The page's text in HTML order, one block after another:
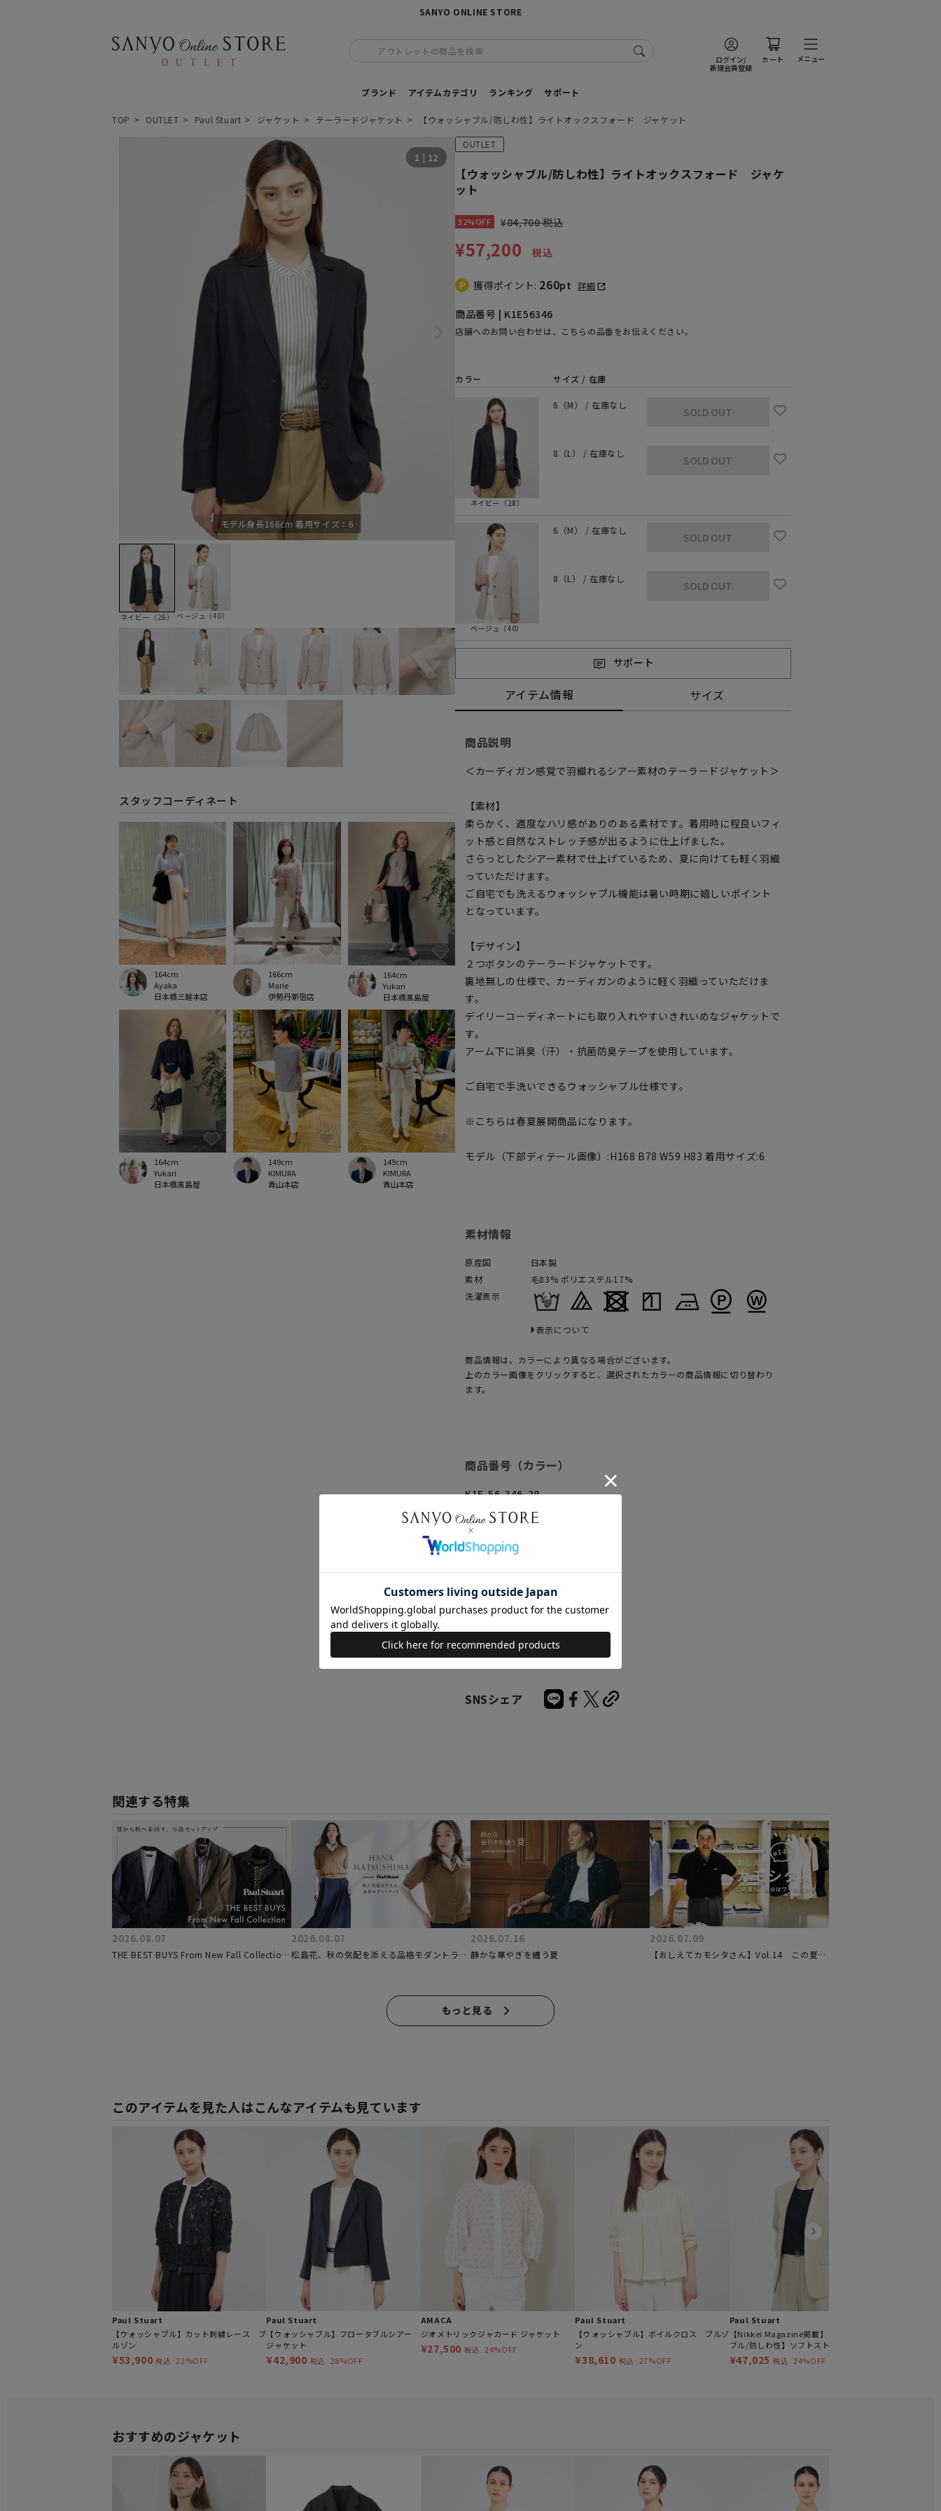
SANYO ONLINE STORE
アウトレットの商品を検索
ログイン/
新規会員登録
カート メニュー
ブランド アイテムカテゴリ ランキング サポート
TOP OUTLET Paul Stuart ジャケット テーラードジャケット 【ウォッシャブル/防しわ性】ライトオックスフォード ジャケット
モデル身長166cm 着用サイズ：6
1 | 12
ネイビー（28） ベージュ（40）
スタッフコーディネート
日本橋三越本店
Ayaka
164cm
伊勢丹新宿店
Marie
166cm
日本橋髙島屋
Yukari
164cm
日本橋髙島屋
Yukari
164cm
青山本店
KIMURA
149cm
青山本店
KIMURA
149cm
OUTLET
【ウォッシャブル/防しわ性】ライトオックスフォード ジャケ
ット
32%OFF ¥84,700 税込
¥57,200 税込
獲得ポイント: 260pt 詳細
商品番号 | K1E56346
店舗へのお問い合わせは、こちらの品番をお伝えください。
カラー サイズ / 在庫
ネイビー（28）
6（M） / 在庫なし SOLD OUT
8（L） / 在庫なし SOLD OUT
ベージュ（40）
6（M） / 在庫なし SOLD OUT
8（L） / 在庫なし SOLD OUT
サポート
アイテム情報 サイズ
商品説明
＜カーディガン感覚で羽織れるシアー素材のテーラードジャケット＞
【素材】
柔らかく、適度なハリ感がありのある素材です。着用時に程良いフィ
ット感と自然なストレッチ感が出るように仕上げました。
さらっとしたシアー素材で仕上げているため、夏に向けても軽く羽織
っていただけます。
ご自宅でも洗えるウォッシャブル機能は暑い時期に嬉しいポイント
となっています。
【デザイン】
２つボタンのテーラードジャケットです。
裏地無しの仕様で、カーディガンのように軽く羽織っていただけま
す。
デイリーコーディネートにも取り入れやすいきれいめなジャケットで
す。
アーム下に消臭（汗）・抗菌防臭テープを使用しています。
ご自宅で手洗いできるウォッシャブル仕様です。
※こちらは春夏展開商品になります。
モデル（下部ディテール画像）:H168 B78 W59 H83 着用サイズ:6
素材情報
原産国
日本製
素材
毛83% ポリエステル17%
洗濯表示
表示について
商品情報は、カラーにより異なる場合がございます。
上のカラー画像をクリックすると、選択されたカラーの商品情報に切り替わり
ます。
商品番号（カラー）
K1E-56-346-28
K1E-56-346-40
ブランドカテゴリ
ブランド
Paul Stuart
カテゴリ
ジャケット WOMEN
SNSシェア
関連する特集
2026.08.07
THE BEST BUYS From New Fall Collection
2026.08.07
松島花、秋の気配を添える品格モダントラッ
2026.07.16
静かな華やぎを纏う夏
2026.07.09
【おしえてカモシタさん】Vol.14 この夏
もっと見る
このアイテムを見た人はこんなアイテムも見ています
Paul Stuart
【ウォッシャブル】カット刺繍レース ブ
ルゾン
¥53,900 税込 22%OFF
Paul Stuart
【ウォッシャブル】フロータブルシアー
ジャケット
¥42,900 税込 28%OFF
AMACA
ジオメトリックジャカード ジャケット
¥27,500 税込 24%OFF
Paul Stuart
【ウォッシャブル】ボイルクロス ブルゾ
ン
¥38,610 税込 27%OFF
Paul Stuart
【Nikkei Magazine掲載】【ウォッシャ
ブル/防しわ性】ソフトストレッチ ジャ
ケット
¥47,025 税込 24%OFF
おすすめのジャケット